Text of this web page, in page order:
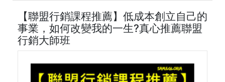
【聯盟行銷課程推薦】低成本創立自己的
事業，如何改變我的一生?真心推薦聯盟
行銷大師班